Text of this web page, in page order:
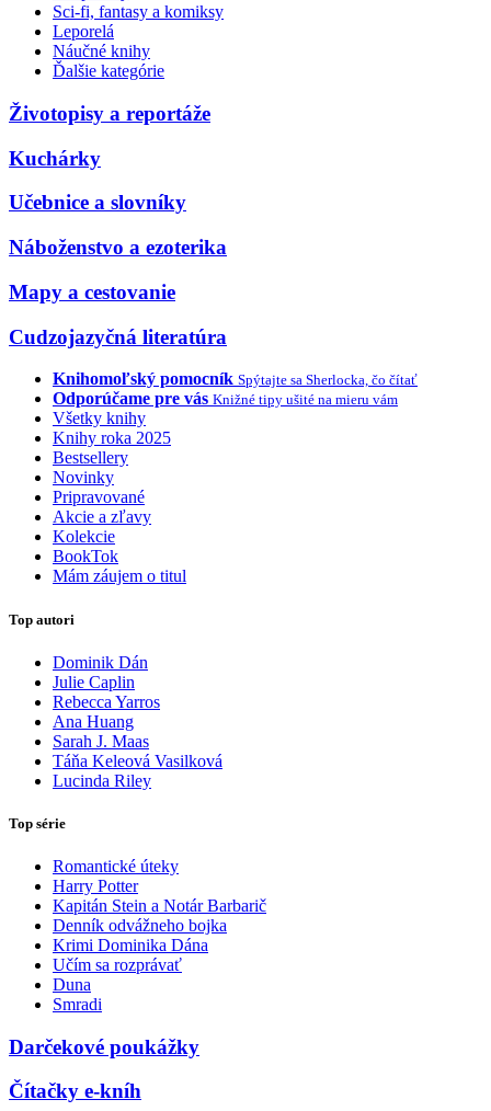
Sci-fi, fantasy a komiksy
Leporelá
Náučné knihy
Ďalšie kategórie
Životopisy a reportáže
Kuchárky
Učebnice a slovníky
Náboženstvo a ezoterika
Mapy a cestovanie
Cudzojazyčná literatúra
Knihomoľský pomocník Spýtajte sa Sherlocka, čo čítať
Odporúčame pre vás Knižné tipy ušité na mieru vám
Všetky knihy
Knihy roka 2025
Bestsellery
Novinky
Pripravované
Akcie a zľavy
Kolekcie
BookTok
Mám záujem o titul
Top autori
Dominik Dán
Julie Caplin
Rebecca Yarros
Ana Huang
Sarah J. Maas
Táňa Keleová Vasilková
Lucinda Riley
Top série
Romantické úteky
Harry Potter
Kapitán Stein a Notár Barbarič
Denník odvážneho bojka
Krimi Dominika Dána
Učím sa rozprávať
Duna
Smradi
Darčekové poukážky
Čítačky e-kníh